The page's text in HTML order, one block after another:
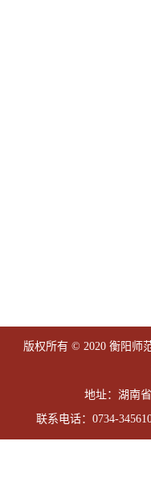
版权所有 © 2020 衡阳师
地址：湖南
联系电话：0734-